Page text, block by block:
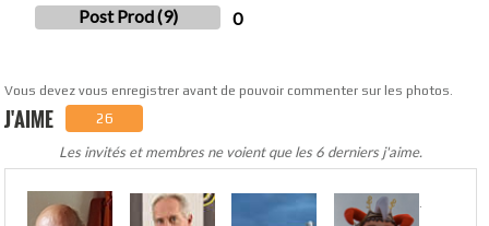
Post Prod (9)
0
Vous devez vous enregistrer avant de pouvoir commenter sur les photos.
J'AIME 26
Les invités et membres ne voient que les 6 derniers j'aime.
.